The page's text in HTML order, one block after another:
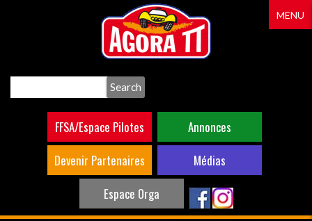
FFSA/Espace Pilotes
Annonces
Devenir Partenaires
Médias
Espace Orga
MENU